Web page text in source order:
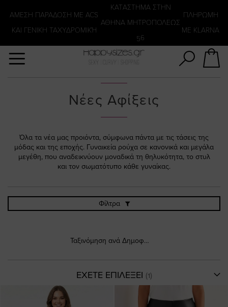
ΑΜΕΣΗ ΠΑΡΑΔΟΣΗ ΜΕ ACS
ΚΑΙ ΓΕΝΙΚΗ ΤΑΧΥΔΡΟΜΙΚΉ
KATΑΣΤΗΜΑ ΣΤΗΝ
ΑΘΗΝΑ ΜΗΤΡΟΠΟΛΕΩΣ
56
ΠΛΗΡΩΜΗ
ΜΕ KLARNA
Νέες Αφίξεις
Όλα τα νέα μας προιόντα, σύμφωνα πάντα με τις τάσεις της
μόδας και της εποχής. Γυναικεία ρούχα σε κανονικά και μεγάλα
μεγέθη, που αναδεικνύουν μοναδικά τη θηλυκότητα, το στυλ
και τον σωματότυπο κάθε γυναίκας.
Φίλτρα
Ταξινόμηση ανά Δημοφιλέστερα
ΕΧΕΤΕ ΕΠΙΛΕΞΕΙ
Αναζήτηση